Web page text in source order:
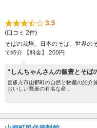
3.5
(口コミ 2件)
そばの栽培、日本のそば、世界の
で紹介 【料金】 200円
“しんちゃんさんの飯豊とそば
喜多方市山都町の自然と物産の紹介
おいしい蕎麦の有名な産...